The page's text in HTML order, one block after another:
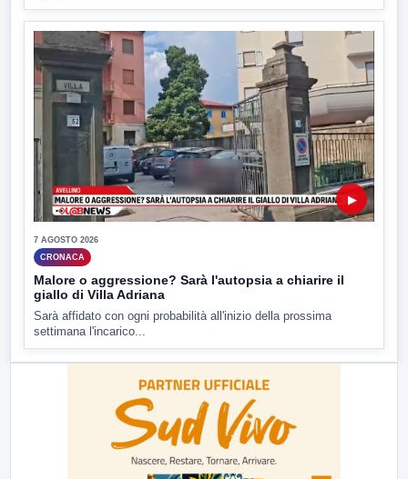
▶
7 AGOSTO 2026
CRONACA
Malore o aggressione? Sarà l'autopsia a chiarire il
giallo di Villa Adriana
Sarà affidato con ogni probabilità all'inizio della prossima
settimana l'incarico...